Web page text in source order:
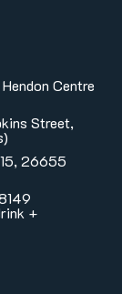
Centre
Street,
26655
+